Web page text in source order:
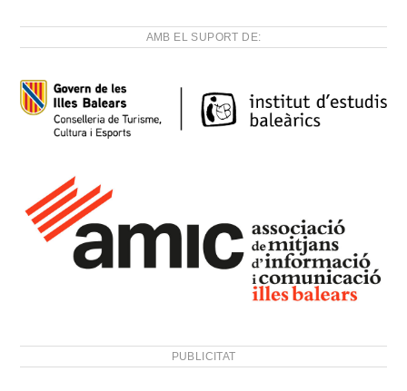
AMB EL SUPORT DE:
PUBLICITAT